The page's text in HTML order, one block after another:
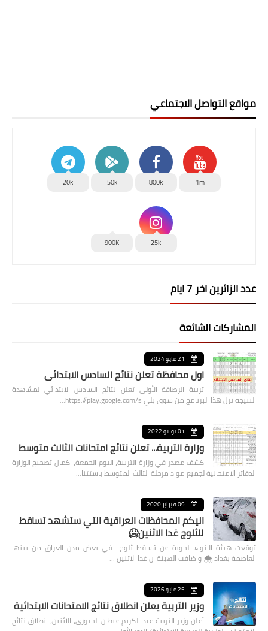
مواقع التواصل الاجتماعي
1m
800k
50k
20k
25k
900K
عدد الزائرين اخر 7 ايام
المشاركات الشائعة
21 مايو 2024
اول محافظة تعلن نتائج السادس الابتدائي
تربية الرصافة الأولى تعلن نتائج السادس الابتدائي لمشاهدة
النتيجة نزل هذا البرنامج من سوق بلي https://play.google.com/s…
01 يوليو 2022
وزارة التربية... تعلن نتائج امتحانات الثالث متوسط
كشف مصدر في وزارة التربية، اليوم الجمعة، اكمال تصحيح الوزارة
الدفاتر الامتحانية لجميع مواد مرحلة الثالث المتوسط باستثنا…
09 فبراير 2020
اليكم المحافظات العراقية التي ستشهد تساقط
للثلوج غدا الاثنين🥶
توقعت هيئة الانواء الجوية عن تساقط ثلوج في بعض مدن العراق من بينها
العاصمة بغداد ⁦🌨️⁩ واضافت الهيئة ان غدا الاثنين …
25 مايو 2026
وزير التربية يعلن انطلاق نتائج الامتحانات الابتدائية
أعلن وزير التربية عبد الكريم عبطان الجبوري، الاثنين، انطلاق نتائج